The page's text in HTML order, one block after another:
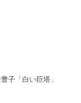
子「白い巨塔」